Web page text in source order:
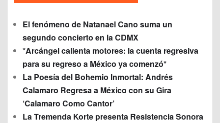
El fenómeno de Natanael Cano suma un
segundo concierto en la CDMX
*Arcángel calienta motores: la cuenta regresiva
para su regreso a México ya comenzó*
La Poesía del Bohemio Inmortal: Andrés
Calamaro Regresa a México con su Gira
‘Calamaro Como Cantor’
La Tremenda Korte presenta Resistencia Sonora